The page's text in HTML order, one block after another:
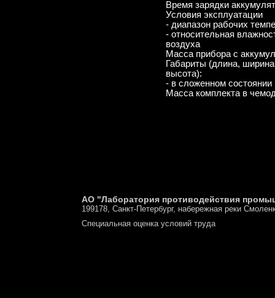
Время зарядки
Условия эксплуатации
- диапазон рабочих
- относительная
воздуха
Масса прибора с
Габариты (длина,
высота):
- в сложенном состоянии
Масса комплекта в
АО "Лаборатория противодействия
199178, Санкт-Петербург, набережная реки
Специальная оценка условий труда